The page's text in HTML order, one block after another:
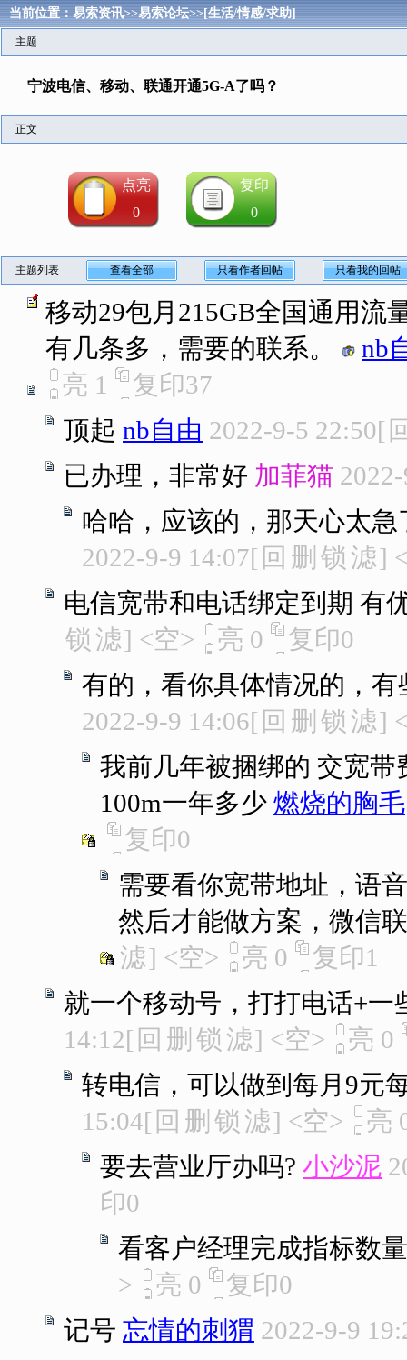
当前位置：易索资讯>>易索论坛>>[生活/情感/求助]
主题
宁波电信、移动、联通开通5G-A了吗？
正文
点亮
0
复印
0
主题列表 查看全部 只看作者回帖 只看我的回帖
移动29包月215GB全国通用流
有几条多，需要的联系。
nb
亮 1 复印37
顶起 nb自由 2022-9-5 22:50[
已办理，非常好 加菲猫
哈哈，应该的，那天心太
2022-9-9 14:07[ 回 删 锁 滤]
电信宽带和电话绑定到期 有
锁 滤] <空> 亮 0 复印0
有的，看你具体情况的，
2022-9-9 14:06[ 回 删 锁 滤]
我前几年被捆绑的 交宽
100m一年多少 燃烧的胸毛
复印0
需要看你宽带地址，语
然后才能做方案，微信
滤] <空> 亮 0 复印1
就一个移动号，打打电话+一
14:12[ 回 删 锁 滤] <空> 亮 0
转电信，可以做到每月9元
15:04[ 回 删 锁 滤] <空> 亮
要去营业厅办吗? 小沙泥
印0
看客户经理完成指标数
>
亮 0 复印0
记号 忘情的刺猬 2022-9-9